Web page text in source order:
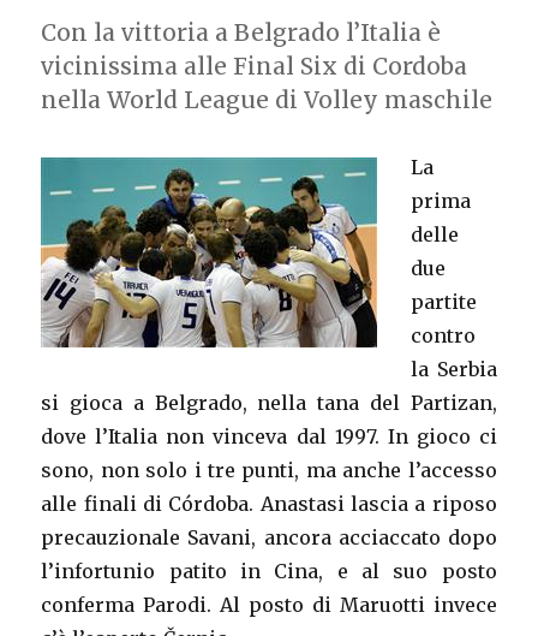
Con la vittoria a Belgrado l’Italia è
vicinissima alle Final Six di Cordoba
nella World League di Volley maschile
La
prima
delle
due
partite
contro
la Serbia
si gioca a Belgrado, nella tana del Partizan,
dove l’Italia non vinceva dal 1997. In gioco ci
sono, non solo i tre punti, ma anche l’accesso
alle finali di Córdoba. Anastasi lascia a riposo
precauzionale Savani, ancora acciaccato dopo
l’infortunio patito in Cina, e al suo posto
conferma Parodi. Al posto di Maruotti invece